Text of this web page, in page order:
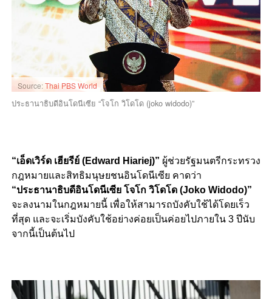
Source:Thai PBS World
ประธานาธิบดีอินโดนีเซีย “โจโก วิโดโด (joko widodo)”
“เอ็ดเวิร์ด เฮียรีย์ (Edward Hiariej)” ผู้ช่วยรัฐมนตรีกระทรวง
กฎหมายและสิทธิมนุษยชนอินโดนีเซีย คาดว่า
“ประธานาธิบดีอินโดนีเซีย โจโก วิโดโด (Joko Widodo)”
จะลงนามในกฎหมายนี้ เพื่อให้สามารถบังคับใช้ได้โดยเร็ว
ที่สุด และจะเริ่มบังคับใช้อย่างค่อยเป็นค่อยไปภายใน 3 ปีนับ
จากนี้เป็นต้นไป